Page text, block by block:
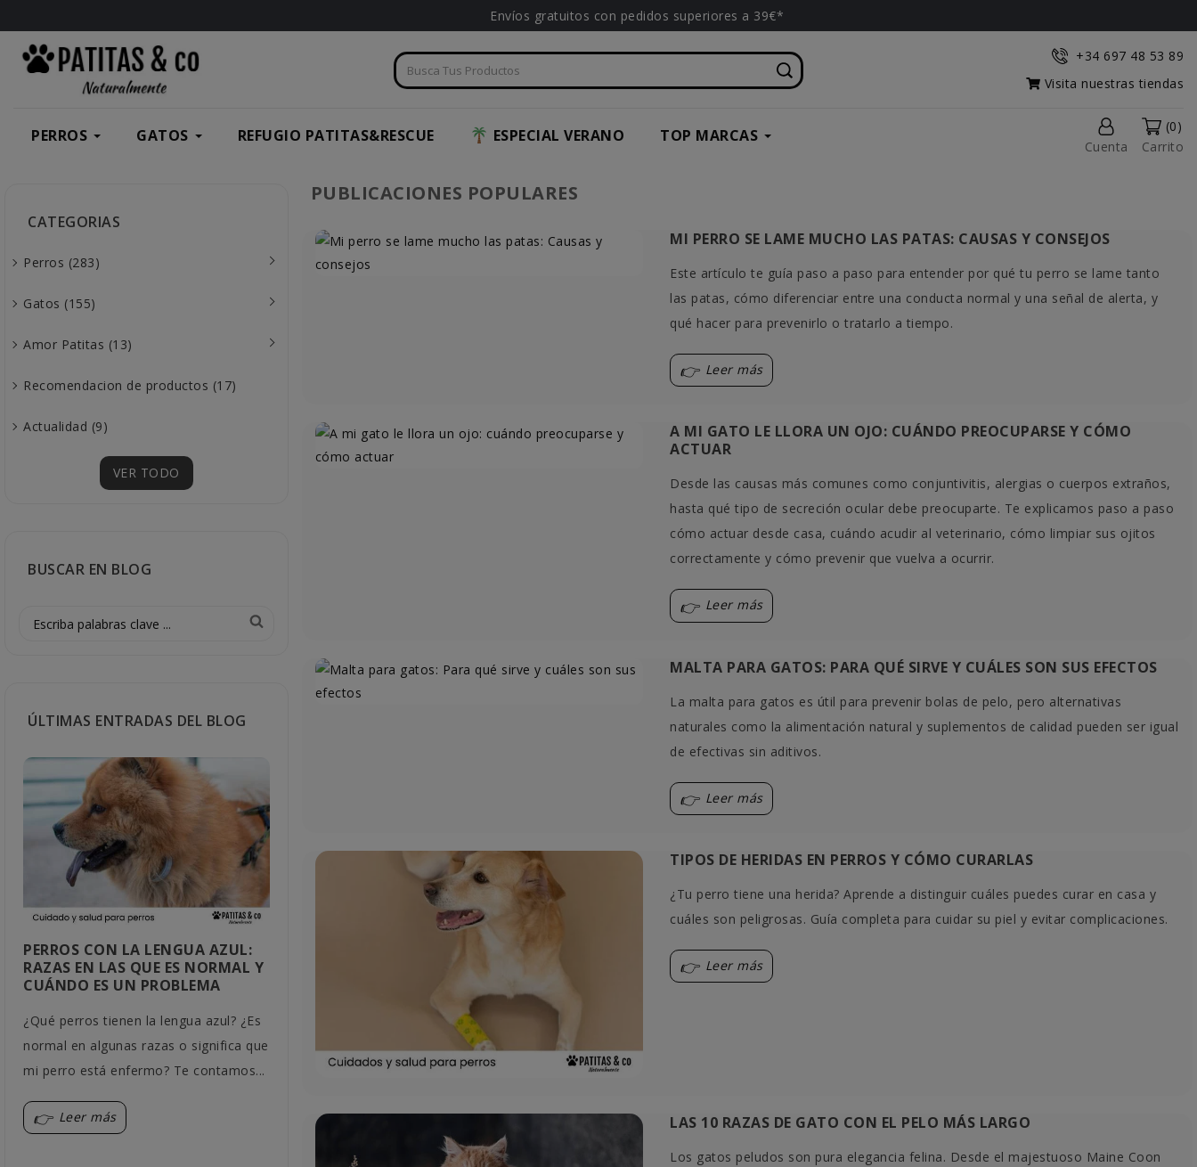
Envíos gratuitos con pedidos superiores a 39€*
+34 697 48 53 89
Visita nuestras tiendas
PERROS GATOS REFUGIO PATITAS&RESCUE ESPECIAL VERANO TOP MARCAS
Cuenta
(0)
Carrito
CATEGORIAS
Perros (283)
Gatos (155)
Amor Patitas (13)
Recomendacion de productos (17)
Actualidad (9)
VER TODO
BUSCAR EN BLOG
ÚLTIMAS ENTRADAS DEL BLOG
PERROS CON LA LENGUA AZUL:
RAZAS EN LAS QUE ES NORMAL Y
CUÁNDO ES UN PROBLEMA
¿Qué perros tienen la lengua azul? ¿Es
normal en algunas razas o significa que
mi perro está enfermo? Te contamos...
Leer más
CARBÓN ACTIVADO PARA
PERROS: USOS, CÓMO DARLO Y
El carbón activado en perros solo
funciona en casos concretos y bajo
indicación veterinaria. Descubre cuándo
¿QUÉ BEBEDERO SE ADAPTA
MEJOR A LA PERSONALIDAD Y
LOS HÁBITOS DE TU GATO?
encajar mejor con su forma de ser y
PUBLICACIONES POPULARES
MI PERRO SE LAME MUCHO LAS PATAS: CAUSAS Y CONSEJOS
Este artículo te guía paso a paso para entender por qué tu perro se lame tanto
las patas, cómo diferenciar entre una conducta normal y una señal de alerta, y
qué hacer para prevenirlo o tratarlo a tiempo.
Leer más
A MI GATO LE LLORA UN OJO: CUÁNDO PREOCUPARSE Y CÓMO
ACTUAR
Desde las causas más comunes como conjuntivitis, alergias o cuerpos extraños,
hasta qué tipo de secreción ocular debe preocuparte. Te explicamos paso a paso
cómo actuar desde casa, cuándo acudir al veterinario, cómo limpiar sus ojitos
correctamente y cómo prevenir que vuelva a ocurrir.
Leer más
MALTA PARA GATOS: PARA QUÉ SIRVE Y CUÁLES SON SUS EFECTOS
La malta para gatos es útil para prevenir bolas de pelo, pero alternativas
naturales como la alimentación natural y suplementos de calidad pueden ser igual
de efectivas sin aditivos.
Leer más
TIPOS DE HERIDAS EN PERROS Y CÓMO CURARLAS
¿Tu perro tiene una herida? Aprende a distinguir cuáles puedes curar en casa y
cuáles son peligrosas. Guía completa para cuidar su piel y evitar complicaciones.
Leer más
LAS 10 RAZAS DE GATO CON EL PELO MÁS LARGO
Los gatos peludos son pura elegancia felina. Desde el majestuoso Maine Coon